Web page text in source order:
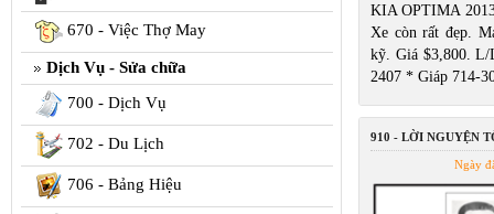
670 - Việc Thợ May
Dịch Vụ - Sửa chữa
700 - Dịch Vụ
702 - Du Lịch
706 - Bảng Hiệu
KIA OPTIMA
Xe còn rất đẹp.
kỹ. Giá $3,800. L/
2407 * Giáp 714-
910 - LỜI NGUYỆN
Ngày